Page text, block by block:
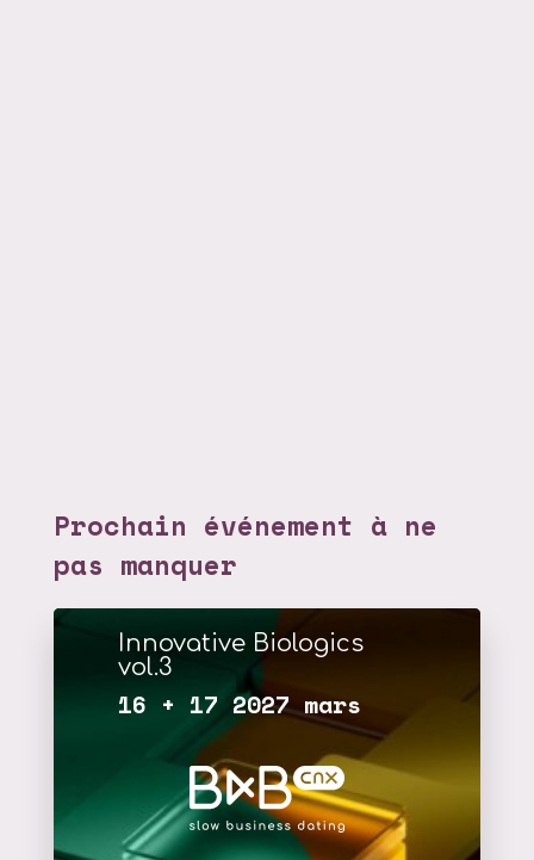
Prochain événement à ne
pas manquer
Innovative Biologics
vol.3
16 + 17 2027 mars